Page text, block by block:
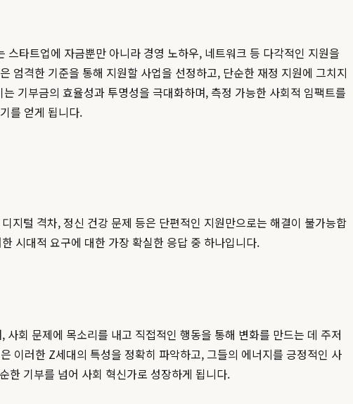
타트업에 자금뿐만 아니라 경영 노하우, 네트워크 등 다각적인 지원을
엄격한 기준을 통해 지원할 사업을 선정하고, 단순한 재정 지원에 그치지
기부금의 효율성과 투명성을 극대화하며, 측정 가능한 사회적 임팩트를
를 얻게 됩니다.
지털 격차, 정신 건강 문제 등은 단편적인 지원만으로는 해결이 불가능합
시대적 요구에 대한 가장 확실한 응답 중 하나입니다.
회 문제에 목소리를 내고 직접적인 행동을 통해 변화를 만드는 데 주저
은 이러한 Z세대의 특성을 정확히 파악하고, 그들의 에너지를 긍정적인 사
한 기부를 넘어 사회 혁신가로 성장하게 됩니다.